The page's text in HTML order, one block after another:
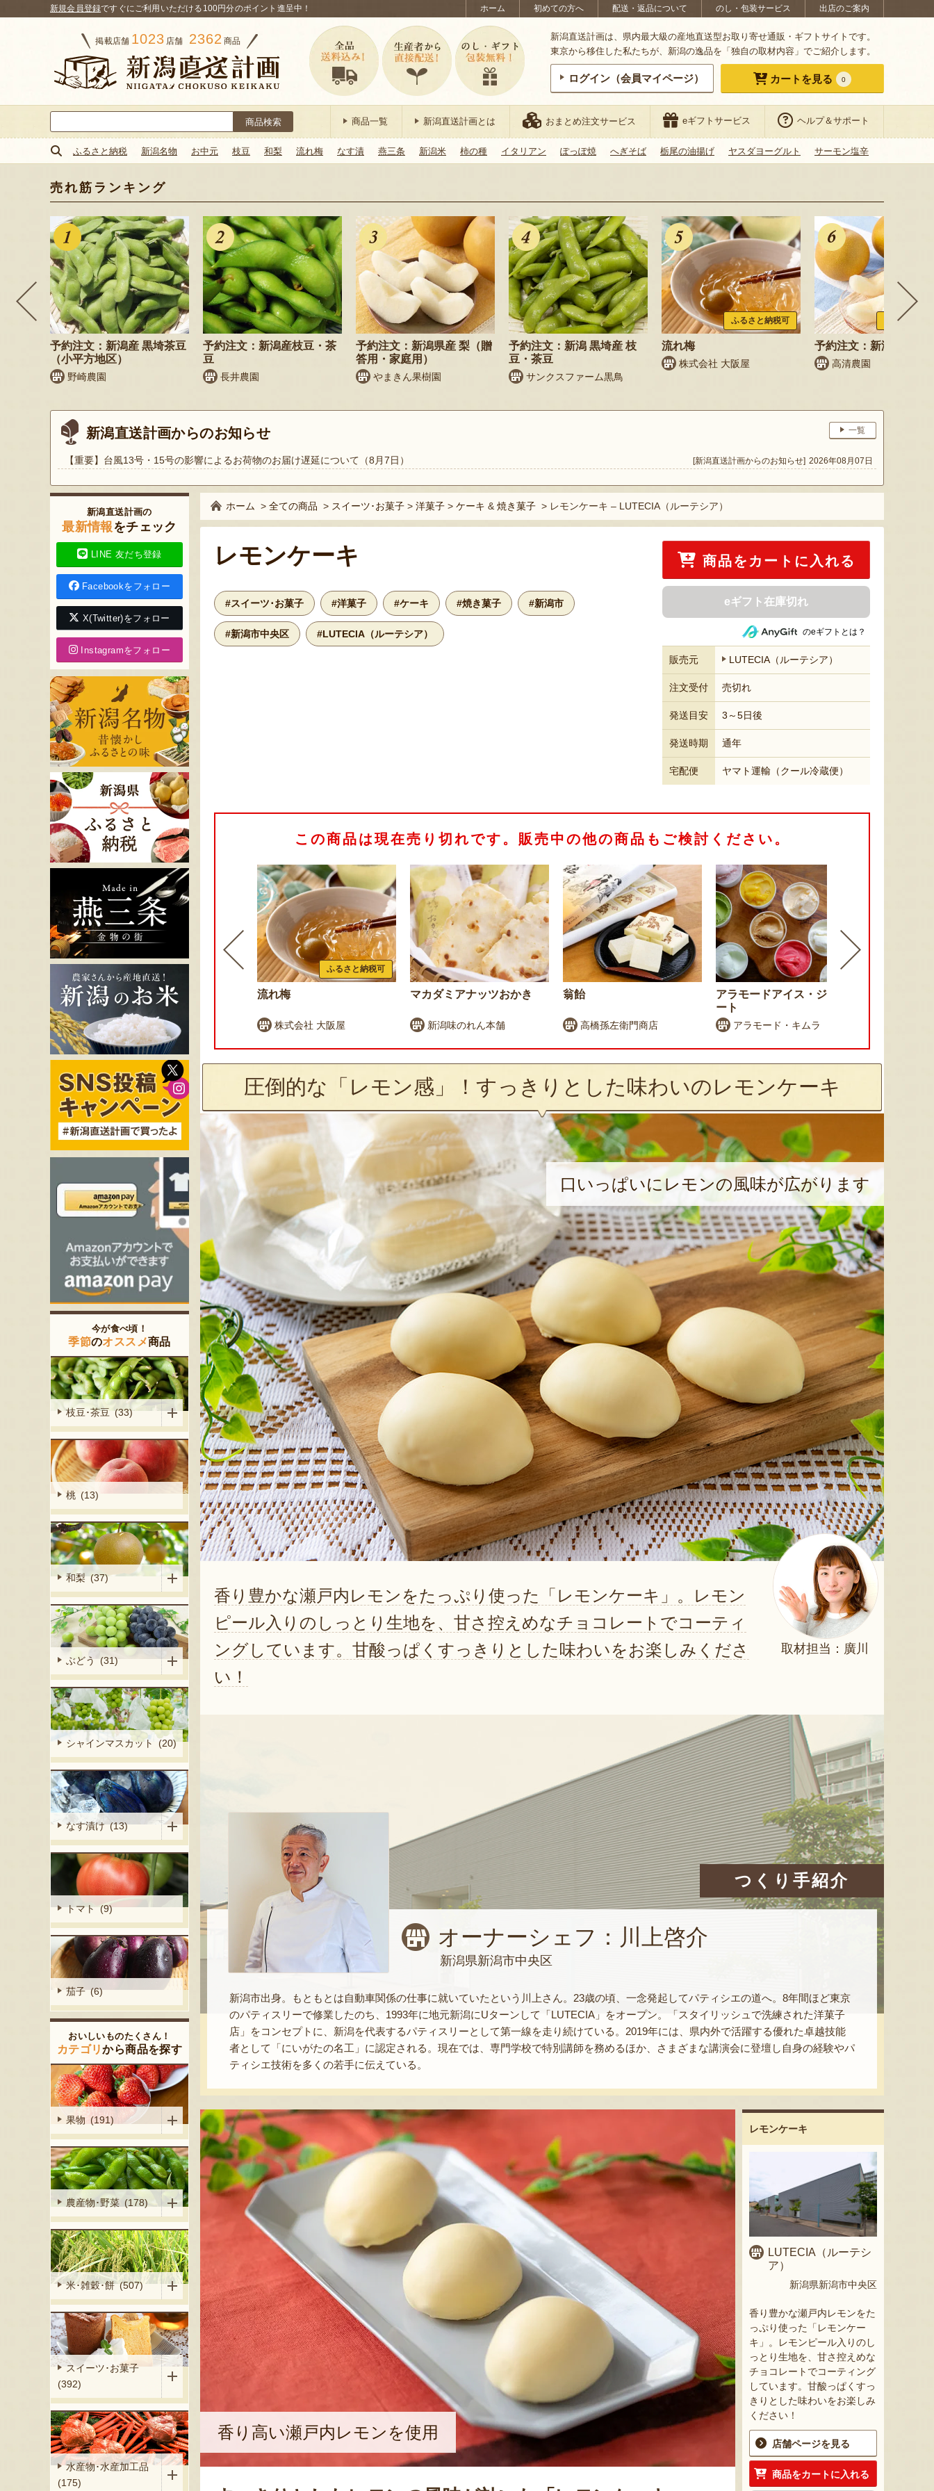
ホーム 初めての方へ 配送・返品について のし・包装サービス 出店のご案内
新規会員登録ですぐにご利用いただける100円分のポイント進呈中！
掲載店舗 1023 店舗 2362 商品
新潟直送計画は、県内最大級の産地直送型お取り寄せ通販・ギフトサイトです。
東京から移住した私たちが、新潟の逸品を「独自の取材内容」でご紹介します。
ログイン（会員マイページ） カートを見る 0
索:
商品一覧 新潟直送計画とは おまとめ注文サービス eギフトサービス ヘルプ＆サポート
ふるさと納税 新潟名物 お中元 枝豆 和梨 流れ梅 なす漬 燕三条 新潟米 柿の種 イタリアン ぽっぽ焼 へぎそば 栃尾の油揚げ ヤスダヨーグルト サーモン塩辛
売れ筋ランキング
予約注文：新潟産 黒埼茶豆
（小平方地区）
野崎農園
予約注文：新潟産枝豆・茶
豆
長井農園
予約注文：新潟県産 梨（贈
答用・家庭用）
やまきん果樹園
予約注文：新潟 黒埼産 枝
豆・茶豆
サンクスファーム黒鳥
ふるさと納税可
流れ梅
株式会社 大阪屋
ふるさと納
予約注文：新潟県産 梨
高清農園
新潟直送計画からのお知らせ 一覧
【重要】台風13号・15号の影響によるお荷物のお届け遅延について（8月7日） [新潟直送計画からのお知らせ] 2026年08月07日
ホーム > 全ての商品 > スイーツ･お菓子 > 洋菓子 > ケーキ & 焼き菓子 > レモンケーキ – LUTECIA（ルーテシア）
レモンケーキ
#スイーツ･お菓子 #洋菓子 #ケーキ #焼き菓子 #新潟市
#新潟市中央区 #LUTECIA（ルーテシア）
商品をカートに入れる
eギフト在庫切れ
のeギフトとは？
販売元 LUTECIA（ルーテシア）
注文受付 売切れ
発送目安 3～5日後
発送時期 通年
宅配便 ヤマト運輸（クール冷蔵便）
この商品は現在売り切れです。販売中の他の商品もご検討ください。
老舗右門明治堂の笹団子
右門明治堂
ふるさと納税可
流れ梅
株式会社 大阪屋
マカダミアナッツおかき
新潟味のれん本舗
翁飴
高橋孫左衛門商店
アラモードアイス・ジェラ
ート
アラモード・キムラ
圧倒的な「レモン感」！すっきりとした味わいのレモンケーキ
口いっぱいにレモンの風味が広がります
取材担当：廣川
香り豊かな瀬戸内レモンをたっぷり使った「レモンケーキ」。レモン
ピール入りのしっとり生地を、甘さ控えめなチョコレートでコーティ
ングしています。甘酸っぱくすっきりとした味わいをお楽しみくださ
い！
つくり手紹介
オーナーシェフ：川上啓介
新潟県新潟市中央区
新潟市出身。もともとは自動車関係の仕事に就いていたという川上さん。23歳の頃、一念発起してパティシエの道へ。8年間ほど東京
のパティスリーで修業したのち、1993年に地元新潟にUターンして「LUTECIA」をオープン。「スタイリッシュで洗練された洋菓子
店」をコンセプトに、新潟を代表するパティスリーとして第一線を走り続けている。2019年には、県内外で活躍する優れた卓越技能
者として「にいがたの名工」に認定される。現在では、専門学校で特別講師を務めるほか、さまざまな講演会に登壇し自身の経験やパ
ティシエ技術を多くの若手に伝えている。
香り高い瀬戸内レモンを使用
レモンケーキ
LUTECIA（ルーテシ
ア）
新潟県新潟市中央区
香り豊かな瀬戸内レモンをた
っぷり使った「レモンケー
キ」。レモンピール入りのし
っとり生地を、甘さ控えめな
チョコレートでコーティング
しています。甘酸っぱくすっ
きりとした味わいをお楽しみ
ください！
店舗ページを見る
商品をカートに入れる
新潟直送計画の
最新情報をチェック
LINE 友だち登録
Facebookをフォロー
X(Twitter)をフォロー
Instagramをフォロー
今が食べ頃！
季節のオススメ商品
枝豆･茶豆 (33)
桃 (13)
和梨 (37)
ぶどう (31)
シャインマスカット (20)
なす漬け (13)
トマト (9)
茄子 (6)
おいしいものたくさん！
カテゴリから商品を探す
果物 (191)
農産物･野菜 (178)
米･雑穀･餅 (507)
スイーツ･お菓子
(392)
水産物･水産加工品
(175)